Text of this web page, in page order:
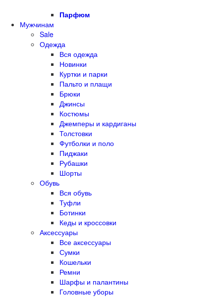
Парфюм
Мужчинам
Sale
Одежда
Вся одежда
Новинки
Куртки и парки
Пальто и плащи
Брюки
Джинсы
Костюмы
Джемперы и кардиганы
Толстовки
Футболки и поло
Пиджаки
Рубашки
Шорты
Обувь
Вся обувь
Туфли
Ботинки
Кеды и кроссовки
Аксессуары
Все аксессуары
Сумки
Кошельки
Ремни
Шарфы и палантины
Головные уборы